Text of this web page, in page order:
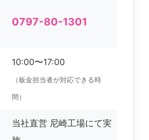
0797-80-1301
10:00〜17:00
（板金担当者が対応できる時
間）
当社直営 尼崎工場にて実